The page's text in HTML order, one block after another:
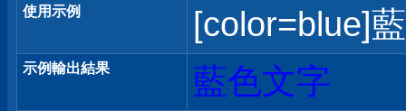
使用示例 [color=blue]
示例輸出結果 藍色文字